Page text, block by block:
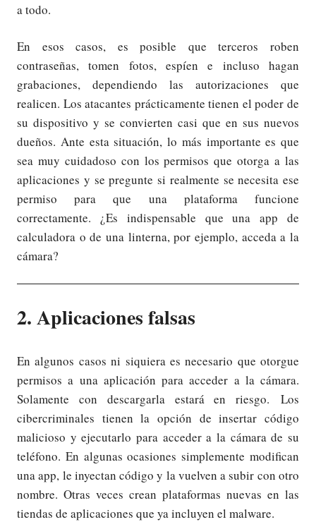
a todo.
En esos casos, es posible que terceros roben
contraseñas, tomen fotos, espíen e incluso hagan
grabaciones, dependiendo las autorizaciones que
realicen. Los atacantes prácticamente tienen el poder de
su dispositivo y se convierten casi que en sus nuevos
dueños. Ante esta situación, lo más importante es que
sea muy cuidadoso con los permisos que otorga a las
aplicaciones y se pregunte si realmente se necesita ese
permiso para que una plataforma funcione
correctamente. ¿Es indispensable que una app de
calculadora o de una linterna, por ejemplo, acceda a la
cámara?
2. Aplicaciones falsas
En algunos casos ni siquiera es necesario que otorgue
permisos a una aplicación para acceder a la cámara.
Solamente con descargarla estará en riesgo. Los
cibercriminales tienen la opción de insertar código
malicioso y ejecutarlo para acceder a la cámara de su
teléfono. En algunas ocasiones simplemente modifican
una app, le inyectan código y la vuelven a subir con otro
nombre. Otras veces crean plataformas nuevas en las
tiendas de aplicaciones que ya incluyen el malware.